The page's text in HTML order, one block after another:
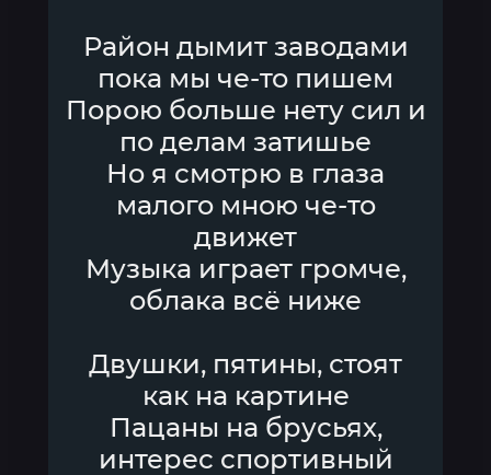
Район дымит заводами
пока мы че-то пишем
Порою больше нету сил и
по делам затишье
Но я смотрю в глаза
малого мною че-то
движет
Музыка играет громче,
облака всё ниже
Двушки, пятины, стоят
как на картине
Пацаны на брусьях,
интерес спортивный